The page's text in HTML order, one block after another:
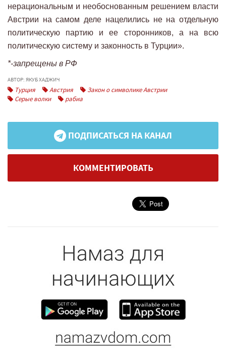
нерациональным и необоснованным решением власти
Австрии на самом деле нацелились не на отдельную
политическую партию и ее сторонников, а на всю
политическую систему и законность в Турции».
*-запрещены в РФ
АВТОР: ЯКУБ ХАДЖИЧ
Турция Австрия
Закон о символике Австрии
Серые волки
рабиа
ПОДПИСАТЬСЯ НА КАНАЛ
КОММЕНТИРОВАТЬ